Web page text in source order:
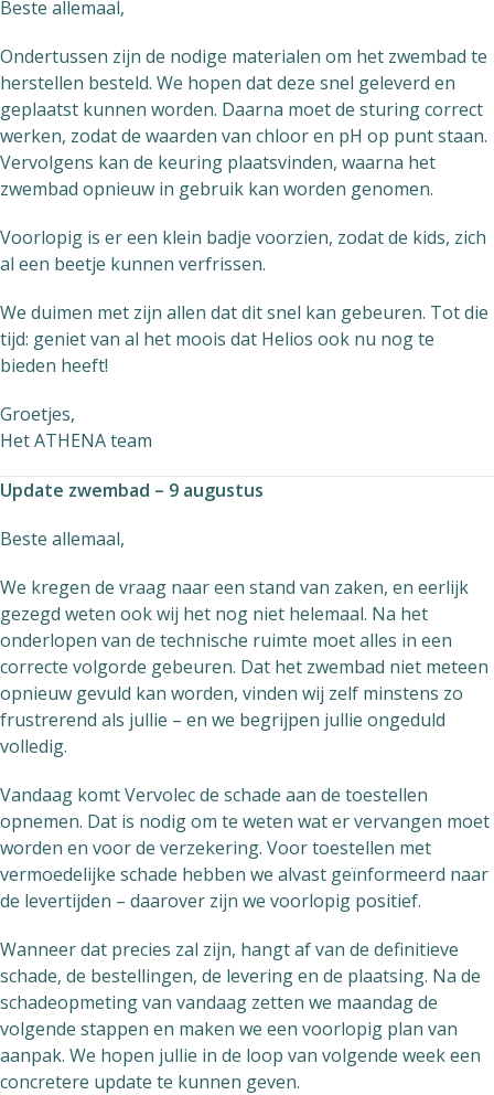
Beste allemaal,
Ondertussen zijn de nodige materialen om het zwembad te
herstellen besteld. We hopen dat deze snel geleverd en
geplaatst kunnen worden. Daarna moet de sturing correct
werken, zodat de waarden van chloor en pH op punt staan.
Vervolgens kan de keuring plaatsvinden, waarna het
zwembad opnieuw in gebruik kan worden genomen.
Voorlopig is er een klein badje voorzien, zodat de kids, zich
al een beetje kunnen verfrissen.
We duimen met zijn allen dat dit snel kan gebeuren. Tot die
tijd: geniet van al het moois dat Helios ook nu nog te
bieden heeft!
Groetjes,
Het ATHENA team
Update zwembad – 9 augustus
Beste allemaal,
We kregen de vraag naar een stand van zaken, en eerlijk
gezegd weten ook wij het nog niet helemaal. Na het
onderlopen van de technische ruimte moet alles in een
correcte volgorde gebeuren. Dat het zwembad niet meteen
opnieuw gevuld kan worden, vinden wij zelf minstens zo
frustrerend als jullie – en we begrijpen jullie ongeduld
volledig.
Vandaag komt Vervolec de schade aan de toestellen
opnemen. Dat is nodig om te weten wat er vervangen moet
worden en voor de verzekering. Voor toestellen met
vermoedelijke schade hebben we alvast geïnformeerd naar
de levertijden – daarover zijn we voorlopig positief.
Wanneer dat precies zal zijn, hangt af van de definitieve
schade, de bestellingen, de levering en de plaatsing. Na de
schadeopmeting van vandaag zetten we maandag de
volgende stappen en maken we een voorlopig plan van
aanpak. We hopen jullie in de loop van volgende week een
concretere update te kunnen geven.